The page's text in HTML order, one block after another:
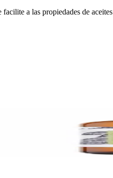
a las propiedades de